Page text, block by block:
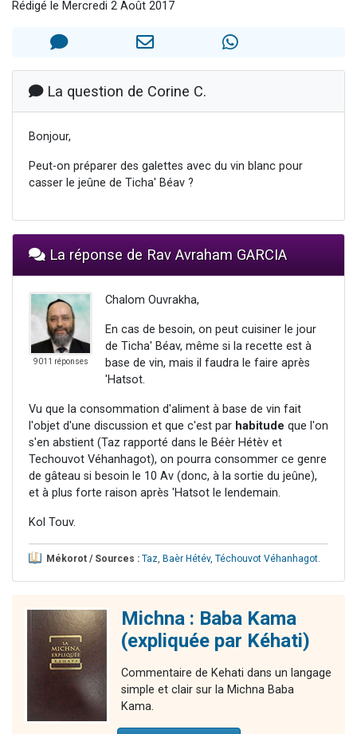
Il reste 49 places pour étudier en groupe sur Zoom
12 nouvelles musiques dans Torah-Box Music
2 personnes viennent de nous rejoindre sur WhatsApp
Rédigé le Mercredi 2 Août 2017
La question de Corine C.
Bonjour,
Peut-on préparer des galettes avec du vin blanc pour
casser le jeûne de Ticha' Béav ?
La réponse de Rav Avraham GARCIA
9011 réponses
Chalom Ouvrakha,
En cas de besoin, on peut cuisiner le jour
de Ticha' Béav, même si la recette est à
base de vin, mais il faudra le faire après
'Hatsot.
Vu que la consommation d'aliment à base de vin fait
l'objet d'une discussion et que c'est par habitude que l'on
s'en abstient (Taz rapporté dans le Béèr Hétèv et
Techouvot Véhanhagot), on pourra consommer ce genre
de gâteau si besoin le 10 Av (donc, à la sortie du jeûne),
et à plus forte raison après 'Hatsot le lendemain.
Kol Touv.
Mékorot / Sources : Taz, Baèr Hétév, Téchouvot Véhanhagot.
Michna : Baba Kama
(expliquée par Kéhati)
Commentaire de Kehati dans un langage
simple et clair sur la Michna Baba
Kama.